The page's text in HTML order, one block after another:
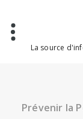
contenu
La source
Prévenir la